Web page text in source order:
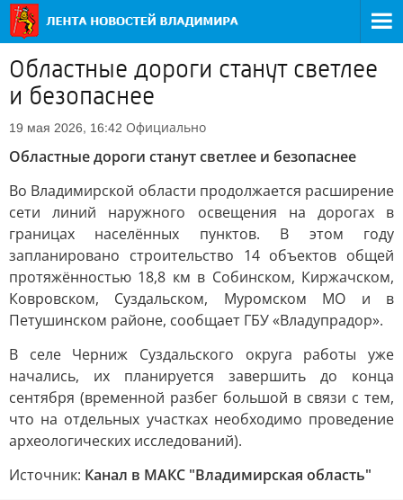
Областные дороги станут светлее
и безопаснее
19 мая 2026, 16:42 Официально
Областные дороги станут светлее и безопаснее
Во Владимирской области продолжается расширение
сети линий наружного освещения на дорогах в
границах населённых пунктов. В этом году
запланировано строительство 14 объектов общей
протяжённостью 18,8 км в Собинском, Киржачском,
Ковровском, Суздальском, Муромском МО и в
Петушинском районе, сообщает ГБУ «Владупрадор».
В селе Черниж Суздальского округа работы уже
начались, их планируется завершить до конца
сентября (временной разбег большой в связи с тем,
что на отдельных участках необходимо проведение
археологических исследований).
Источник: Канал в МАКС "Владимирская область"